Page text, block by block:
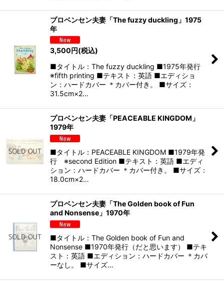
プロベンセン夫妻「The fuzzy duckling」1975
年
3,500円(税込)
■タイトル：The fuzzy duckling ■1975年発行
※fifth printing ■テキスト：英語 ■エディショ
ン：ハードカバー ＊カバー付き。 ■サイズ：
31.5cm×2…
プロベンセン夫妻「PEACEABLE KINGDOM」
1979年
■タイトル：PEACEABLE KINGDOM ■1979年発
行 ※second Edition ■テキスト：英語 ■エディ
ション：ハードカバー ＊カバー付き。 ■サイズ：
18.0cm×2…
プロベンセン夫妻「The Golden book of Fun
and Nonsense」1970年
■タイトル：The Golden book of Fun and
Nonsense ■1970年発行（だと思います） ■テキ
スト：英語 ■エディション：ハードカバー ＊カバ
ーなし。 ■サイズ…